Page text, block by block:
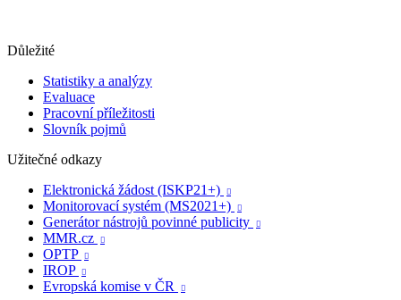
Důležité
Statistiky a analýzy
Evaluace
Pracovní příležitosti
Slovník pojmů
Užitečné odkazy
Elektronická žádost (ISKP21+)

Monitorovací systém (MS2021+) 
Generátor nástrojů povinné publicity 
MMR.cz 
OPTP 
IROP 
Evropská komise v ČR 